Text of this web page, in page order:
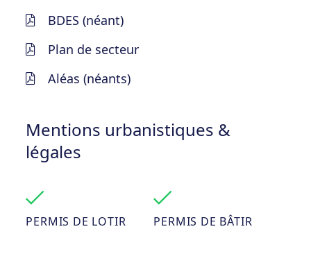
BDES (néant)
Plan de secteur
Aléas (néants)
Mentions urbanistiques &
légales
PERMIS DE LOTIR PERMIS DE BÂTIR